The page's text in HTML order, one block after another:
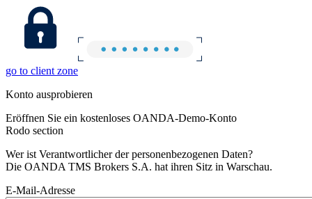
go to client zone
Konto ausprobieren
Eröffnen Sie ein kostenloses OANDA-Demo-Konto
Rodo section
Wer ist Verantwortlicher der personenbezogenen Daten?
Die OANDA TMS Brokers S.A. hat ihren Sitz in Warschau.
E-Mail-Adresse